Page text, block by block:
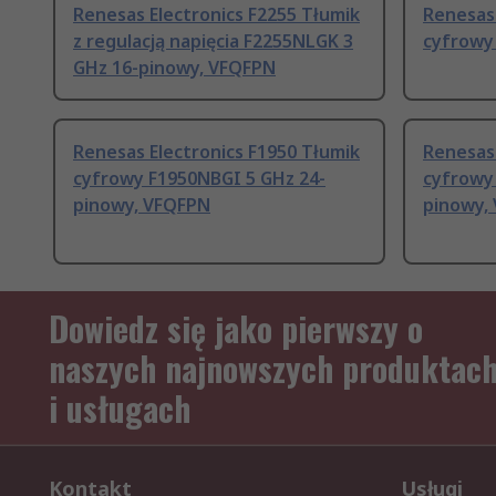
Renesas Electronics F2255 Tłumik
z regulacją napięcia F2255NLGK 3
GHz 16-pinowy, VFQFPN
cyfrowy
Renesas Electronics F1950 Tłumik
cyfrowy F1950NBGI 5 GHz 24-
pinowy, VFQFPN
cyfrowy
pinowy,
Dowiedz się jako pierwszy o
naszych najnowszych
i usługach
Kontakt Usługi